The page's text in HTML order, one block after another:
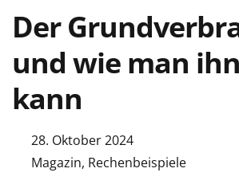
Der
und wie man
kann
28. Oktober 2024
Magazin, Rechenbeispiele